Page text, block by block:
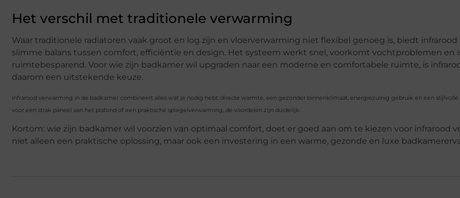
Het verschil met traditionele verwarming
Waar traditionele radiatoren vaak groot en log zijn en vloerverwarming niet flexibel genoeg is, biedt
slimme balans tussen comfort, efficiëntie en design. Het systeem werkt snel, voorkomt vochtproblemen en
ruimtebesparend. Voor wie zijn badkamer wil upgraden naar een moderne en comfortabele ruimte, is
daarom een uitstekende keuze.
Infrarood verwarming in de badkamer combineert alles wat je nodig hebt: directe warmte, een gezonder binnenklimaat, energiezuinig gebruik en een stijlvolle
voor een strak paneel aan het plafond of een praktische spiegelverwarming, de voordelen zijn duidelijk.
Kortom: wie zijn badkamer wil voorzien van optimaal comfort, doet er goed aan om te kiezen voor infrarood
niet alleen een praktische oplossing, maar ook een investering in een warme, gezonde en luxe